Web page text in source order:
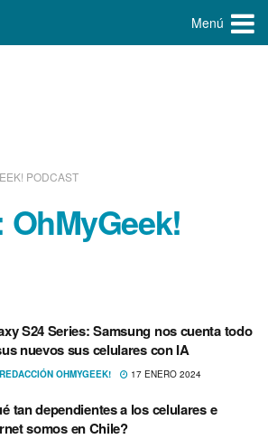
Menú
PODCAST
OhMyGeek!
S24 Series: Samsung nos cuenta todo
nuevos sus celulares con IA
REDACCIÓN OHMYGEEK! 17 ENERO 2024
tan dependientes a los celulares e
somos en Chile?